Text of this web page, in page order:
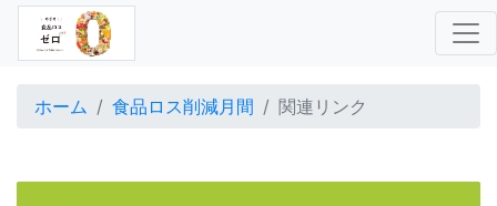
ホーム 食品ロス削減月間 関連リンク